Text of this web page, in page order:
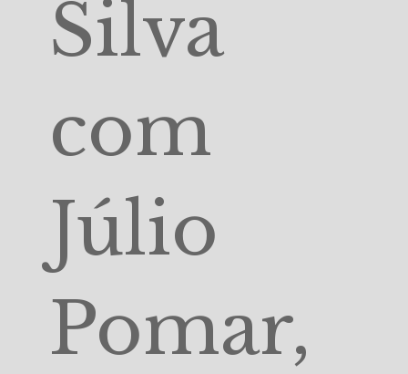
Silva
com
Júlio
Pomar,